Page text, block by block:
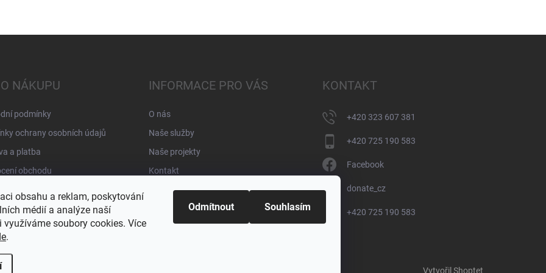
obsahu a reklam, poskytování
médií a analýze naší
využíváme soubory cookies. Více
.
Odmítnout Souhlasím
NÁKUPU
podmínky
ochrany osobních údajů
a platba
obchodu
INFORMACE PRO VÁS
O nás
Naše služby
Naše projekty
Kontakt
KONTAKT
+420 323 607 381
+420 725 190 583
Facebook
donate_cz
+420 725 190 583
Vytvořil Shoptet